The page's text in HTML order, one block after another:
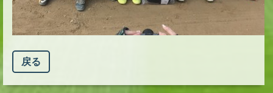
戻る